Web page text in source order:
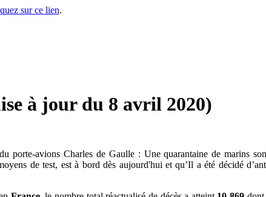
sur ce lien.
à jour du 8 avril 2020)
avions Charles de Gaulle : Une quarantaine de marins
de test, est à bord dès aujourd'hui et qu’Il a été décidé